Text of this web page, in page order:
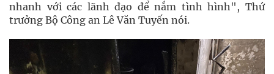
nhanh với các lãnh đạo để nắm tình hình", Thứ
trưởng Bộ Công an Lê Văn Tuyến nói.